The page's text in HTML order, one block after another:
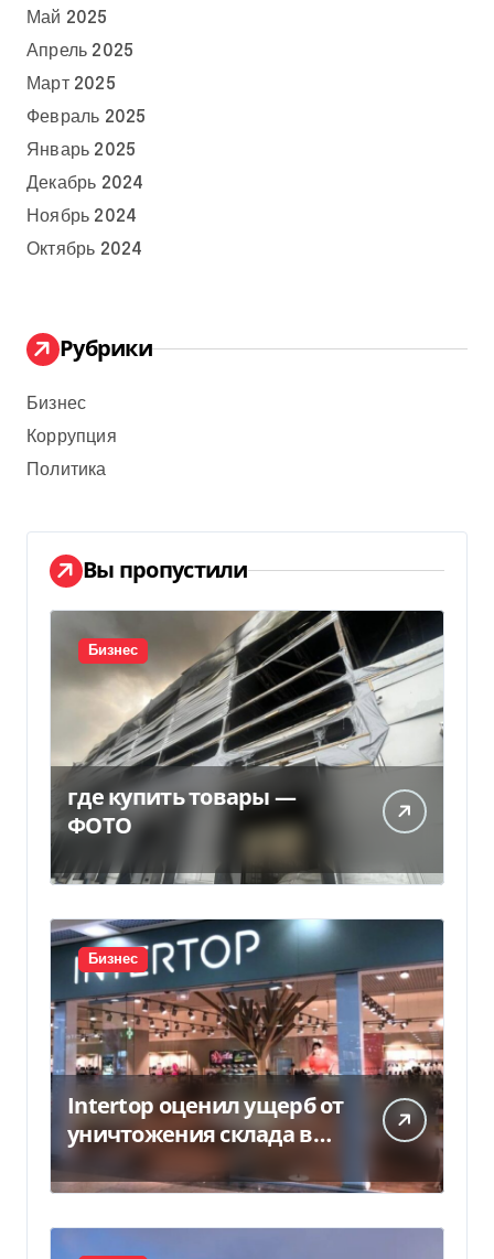
Май 2025
Апрель 2025
Март 2025
Февраль 2025
Январь 2025
Декабрь 2024
Ноябрь 2024
Октябрь 2024
Рубрики
Бизнес
Коррупция
Политика
Вы пропустили
Бизнес
где купить товары —
ФОТО
Бизнес
Intertop оценил ущерб от
уничтожения склада в